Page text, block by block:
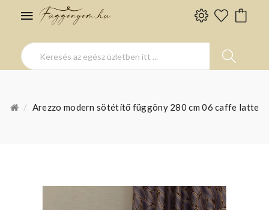
Arezzo modern sötétítő függöny 280 cm 06 caffe latte